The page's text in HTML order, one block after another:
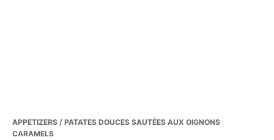
APPETIZERS / PATATES DOUCES SAUTÉES AUX OIGNONS
CARAMELS